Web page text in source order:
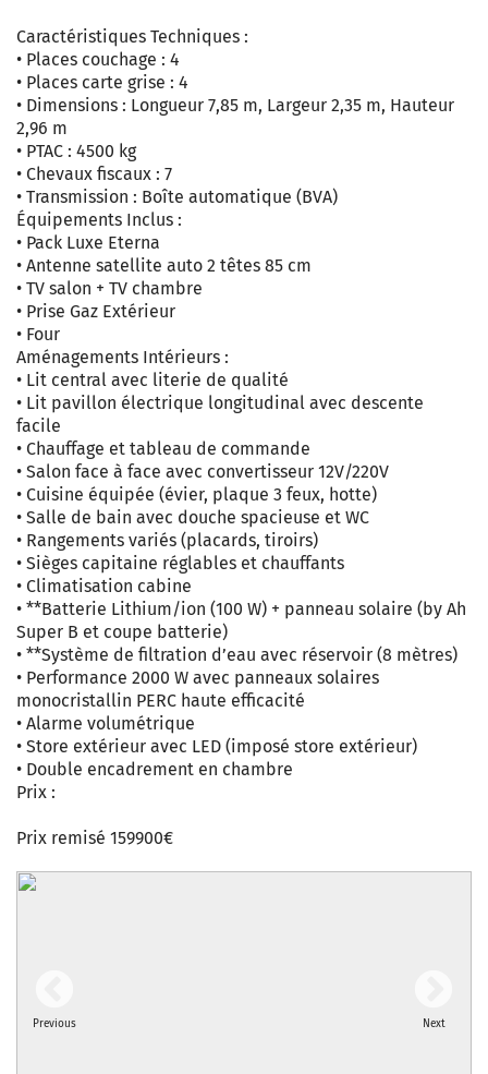
Caractéristiques Techniques :
• Places couchage : 4
• Places carte grise : 4
• Dimensions : Longueur 7,85 m, Largeur 2,35 m, Hauteur
2,96 m
• PTAC : 4500 kg
• Chevaux fiscaux : 7
• Transmission : Boîte automatique (BVA)
Équipements Inclus :
• Pack Luxe Eterna
• Antenne satellite auto 2 têtes 85 cm
• TV salon + TV chambre
• Prise Gaz Extérieur
• Four
Aménagements Intérieurs :
• Lit central avec literie de qualité
• Lit pavillon électrique longitudinal avec descente
facile
• Chauffage et tableau de commande
• Salon face à face avec convertisseur 12V/220V
• Cuisine équipée (évier, plaque 3 feux, hotte)
• Salle de bain avec douche spacieuse et WC
• Rangements variés (placards, tiroirs)
• Sièges capitaine réglables et chauffants
• Climatisation cabine
• **Batterie Lithium/ion (100 W) + panneau solaire (by Ah
Super B et coupe batterie)
• **Système de filtration d’eau avec réservoir (8 mètres)
• Performance 2000 W avec panneaux solaires
monocristallin PERC haute efficacité
• Alarme volumétrique
• Store extérieur avec LED (imposé store extérieur)
• Double encadrement en chambre
Prix :
Prix remisé 159900€
Previous Next